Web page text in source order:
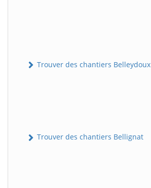
Trouver des chantiers Belleydoux
Trouver des chantiers Bellignat